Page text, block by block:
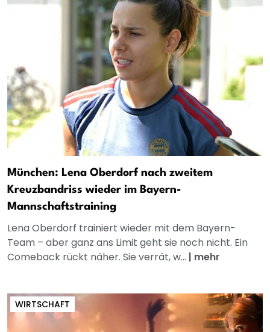
München: Lena Oberdorf nach zweitem
Kreuzbandriss wieder im Bayern-
Mannschaftstraining
Lena Oberdorf trainiert wieder mit dem Bayern-
Team – aber ganz ans Limit geht sie noch nicht. Ein
Comeback rückt näher. Sie verrät, w... | mehr
WIRTSCHAFT